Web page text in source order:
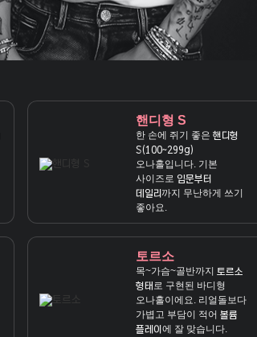
핸디형 S
한 손에 쥐기 좋은 핸디형
S(100~299g)
오나홀입니다. 기본
사이즈로 입문부터
데일리까지 무난하게 쓰기
좋아요.
토르소
목~가슴~골반까지
토르소
형태 로 구현된 바디형
오나홀이에요. 리얼돌보다
가볍고 부담이 적어 볼륨
플레이 에 잘 맞습니다.